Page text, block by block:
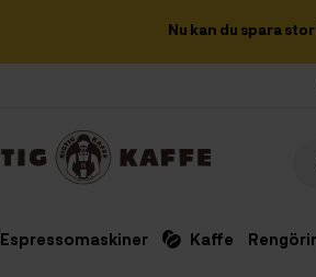
Nu kan du spara
Espressomaskiner Kaffe